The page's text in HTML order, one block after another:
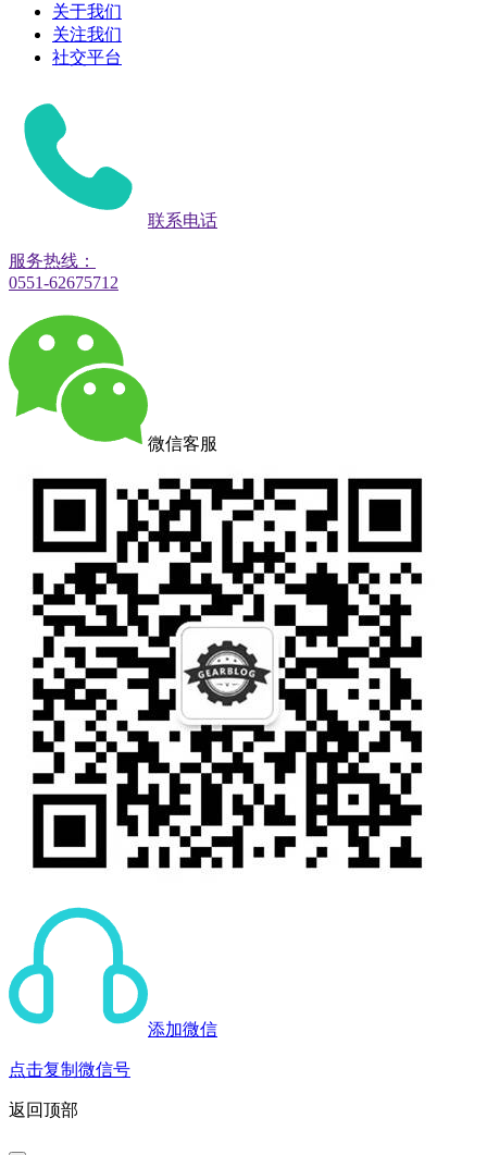
关于我们
关注我们
社交平台
联系电话
服务热线：
0551-62675712
微信客服
添加微信
点击复制微信号
返回顶部